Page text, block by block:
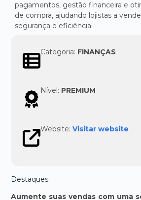
pagamentos, gestão financeira e
de compra, ajudando lojistas a
segurança e eficiência.
Categoria: FINANÇAS
Nível: PREMIUM
Website:Visitar website
Destaques
Aumente suas vendas com uma